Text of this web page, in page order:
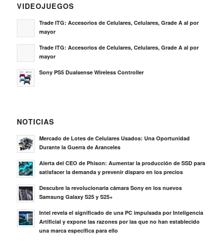
VIDEOJUEGOS
Trade ITG: Accesorios de Celulares, Celulares, Grade A al por
mayor
Trade ITG: Accesorios de Celulares, Celulares, Grade A al por
mayor
Sony PS5 Dualsense Wireless Controller
NOTICIAS
Mercado de Lotes de Celulares Usados: Una Oportunidad
Durante la Guerra de Aranceles
Alerta del CEO de Phison: Aumentar la producción de SSD para
satisfacer la demanda y prevenir disparo en los precios
Descubre la revolucionaria cámara Sony en los nuevos
Samsung Galaxy S25 y S25+
Intel revela el significado de una PC impulsada por Inteligencia
Artificial y expone las razones por las que no han establecido
una marca específica para ello